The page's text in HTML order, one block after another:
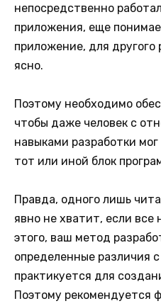
непосредственно
приложения, еще
приложение, для другого
ясно.
Поэтому необходимо
чтобы даже человек с
навыками разработки
тот или иной блок
Правда, одного лишь
явно не хватит, если
этого, ваш метод
определенные различия
практикуется для
Поэтому рекомендуется